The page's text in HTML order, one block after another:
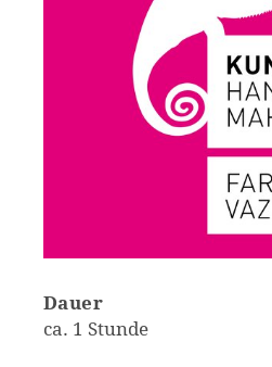
Dauer
ca. 1 Stunde